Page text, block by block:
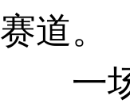
赛道。
一场